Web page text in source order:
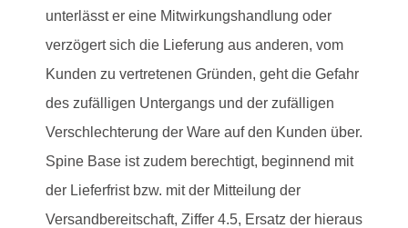
unterlässt er eine Mitwirkungshandlung oder
verzögert sich die Lieferung aus anderen, vom
Kunden zu vertretenen Gründen, geht die Gefahr
des zufälligen Untergangs und der zufälligen
Verschlechterung der Ware auf den Kunden über.
Spine Base ist zudem berechtigt, beginnend mit
der Lieferfrist bzw. mit der Mitteilung der
Versandbereitschaft, Ziffer 4.5, Ersatz der hieraus